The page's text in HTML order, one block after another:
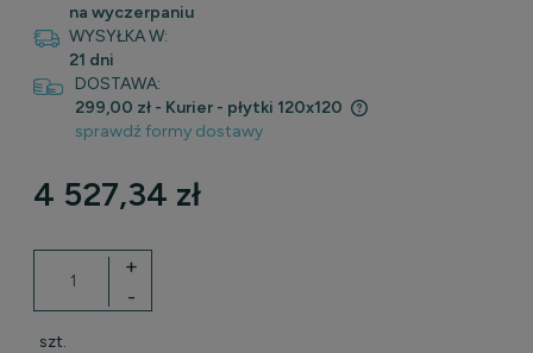
na wyczerpaniu
WYSYŁKA W:
21 dni
DOSTAWA:
299,00 zł - Kurier - płytki 120x120
Cena nie zawiera ewentualnych kosztów płatności
sprawdź formy dostawy
4 527,34 zł
-
+
szt.